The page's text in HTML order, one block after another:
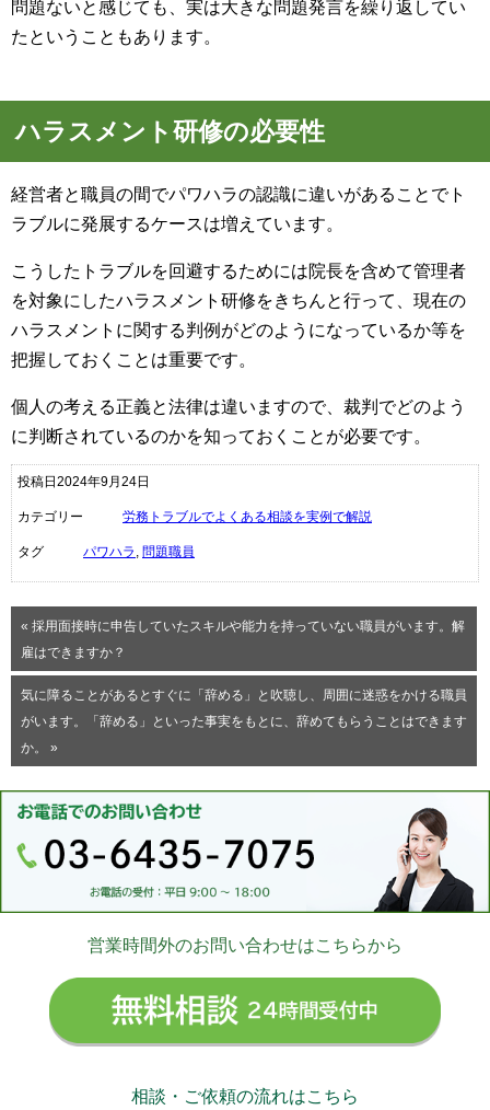
問題ないと感じても、実は大きな問題発言を繰り返してい
たということもあります。
ハラスメント研修の必要性
経営者と職員の間でパワハラの認識に違いがあることでト
ラブルに発展するケースは増えています。
こうしたトラブルを回避するためには院長を含めて管理者
を対象にしたハラスメント研修をきちんと行って、現在の
ハラスメントに関する判例がどのようになっているか等を
把握しておくことは重要です。
個人の考える正義と法律は違いますので、裁判でどのよう
に判断されているのかを知っておくことが必要です。
投稿日2024年9月24日
カテゴリー 労務トラブルでよくある相談を実例で解説
タグ パワハラ , 問題職員
« 採用面接時に申告していたスキルや能力を持っていない職員がいます。解
雇はできますか？
気に障ることがあるとすぐに「辞める」と吹聴し、周囲に迷惑をかける職員
がいます。「辞める」といった事実をもとに、辞めてもらうことはできます
か。 »
営業時間外のお問い合わせはこちらから
相談・ご依頼の流れはこちら